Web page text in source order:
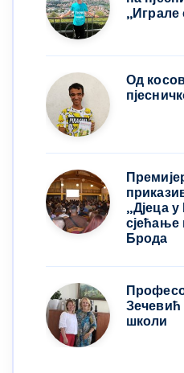
,,Играле
Од
„Дјеца
сјећање
Брода
Зечевић
школи